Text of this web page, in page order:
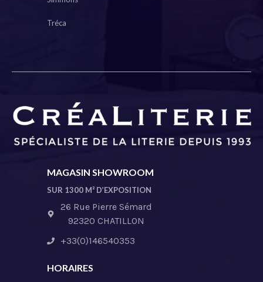
Tréca
MAGASIN SHOWROOM
SUR 1300 M² D’EXPOSITION
26 Rue Pierre Sémard
92320 CHATILLON
+33(0)146540353
HORAIRES